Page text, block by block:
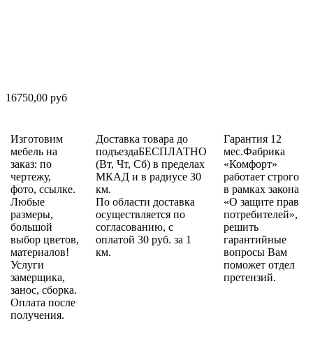
16750,00 руб
Изготовим
мебель на
заказ: по
чертежу,
фото, ссылке.
Любые
размеры,
большой
выбор цветов,
материалов!
Услуги
замерщика,
занос, сборка.
Оплата после
получения.
Доставка товара до
подъездаБЕСПЛАТНО
(Вт, Чт, Сб) в пределах
МКАД и в радиусе 30
км.
По области доставка
осуществляется по
согласованию, с
оплатой 30 руб. за 1
км.
Гарантия 12
мес.Фабрика
«Комфорт»
работает строго
в рамках закона
«О защите прав
потребителей»,
решить
гарантийные
вопросы Вам
поможет отдел
претензий.